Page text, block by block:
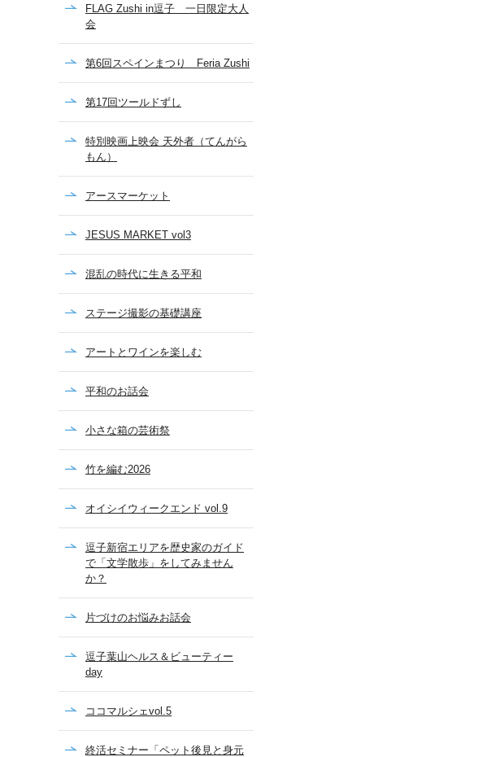
FLAG Zushi in逗子 一日限定大人
会
第6回スペインまつり Feria Zushi
第17回ツールドずし
特別映画上映会 天外者（てんがら
もん）
アースマーケット
JESUS MARKET vol3
混乱の時代に生きる平和
ステージ撮影の基礎講座
アートとワインを楽しむ
平和のお話会
小さな箱の芸術祭
竹を編む2026
オイシイウィークエンド vol.9
逗子新宿エリアを歴史家のガイド
で「文学散歩」をしてみません
か？
片づけのお悩みお話会
逗子葉山ヘルス＆ビューティー
day
ココマルシェvol.5
終活セミナー「ペット後見と身元